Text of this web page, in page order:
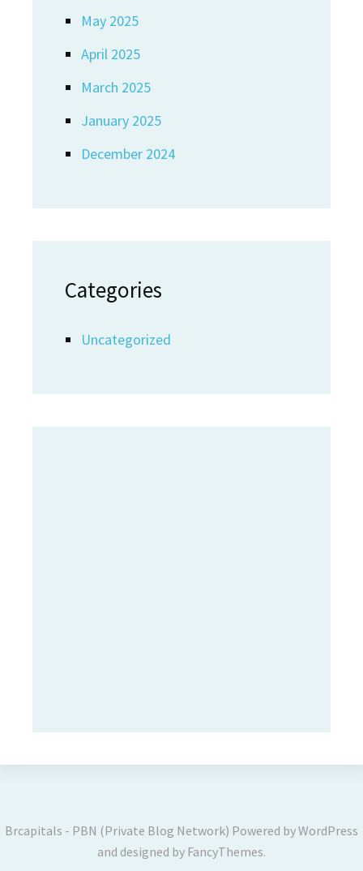
May 2025
April 2025
March 2025
January 2025
December 2024
Categories
Uncategorized
Brcapitals - PBN (Private Blog Network) Powered byWordPress
and designed by FancyThemes.